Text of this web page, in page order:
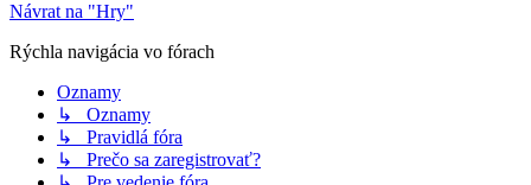
Návrat na "Hry"
Rýchla navigácia vo fórach
Oznamy
↳ Oznamy
↳ Pravidlá fóra
↳ Prečo sa zaregistrovať?